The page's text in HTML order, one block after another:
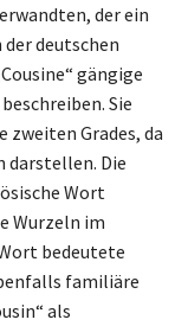
der ein
deutschen
gängige
Sie
zweiten Grades, da
darstellen. Die
Wort
Wurzeln im
bedeutete
familiäre
als